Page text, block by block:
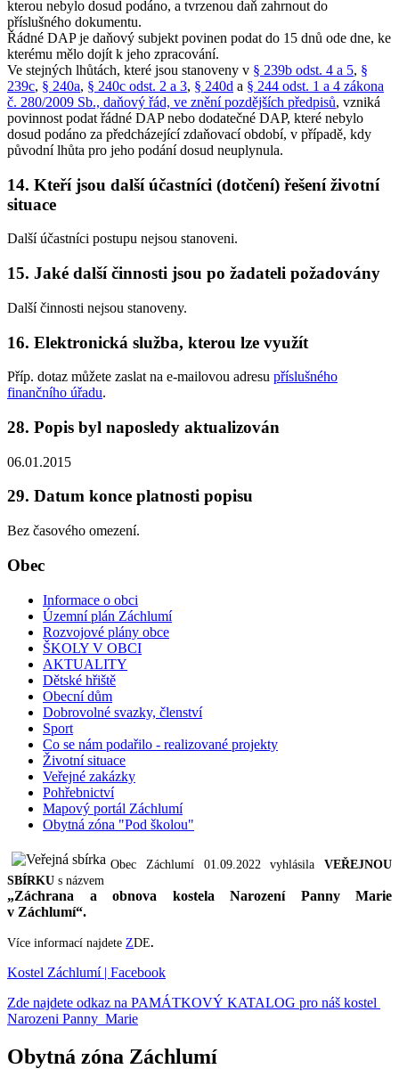
kterou nebylo dosud podáno, a tvrzenou daň zahrnout do
příslušného dokumentu.
Řádné DAP je daňový subjekt povinen podat do 15 dnů ode dne, ke
kterému mělo dojít k jeho zpracování.
Ve stejných lhůtách, které jsou stanoveny v § 239b odst. 4 a 5, §
239c, § 240a, § 240c odst. 2 a 3, § 240d a § 244 odst. 1 a 4 zákona
č. 280/2009 Sb., daňový řád, ve znění pozdějších předpisů, vzniká
povinnost podat řádné DAP nebo dodatečné DAP, které nebylo
dosud podáno za předcházející zdaňovací období, v případě, kdy
původní lhůta pro jeho podání dosud neuplynula.
14. Kteří jsou další účastníci (dotčení) řešení životní
situace
Další účastníci postupu nejsou stanoveni.
15. Jaké další činnosti jsou po žadateli požadovány
Další činnosti nejsou stanoveny.
16. Elektronická služba, kterou lze využít
Příp. dotaz můžete zaslat na e-mailovou adresu příslušného
finančního úřadu.
28. Popis byl naposledy aktualizován
06.01.2015
29. Datum konce platnosti popisu
Bez časového omezení.
Obec
Informace o obci
Územní plán Záchlumí
Rozvojové plány obce
ŠKOLY V OBCI
AKTUALITY
Dětské hřiště
Obecní dům
Dobrovolné svazky, členství
Sport
Co se nám podařilo - realizované projekty
Životní situace
Veřejné zakázky
Pohřebnictví
Mapový portál Záchlumí
Obytná zóna "Pod školou"
Obec Záchlumí 01.09.2022 vyhlásila VEŘEJNOU
SBÍRKU s názvem
„Záchrana a obnova kostela Narození Panny Marie
v Záchlumí“.
Více informací najdete ZDE.
Kostel Záchlumí | Facebook
Zde najdete odkaz na PAMÁTKOVÝ KATALOG pro náš kostel
Narozeni Panny Marie
Obytná zóna Záchlumí